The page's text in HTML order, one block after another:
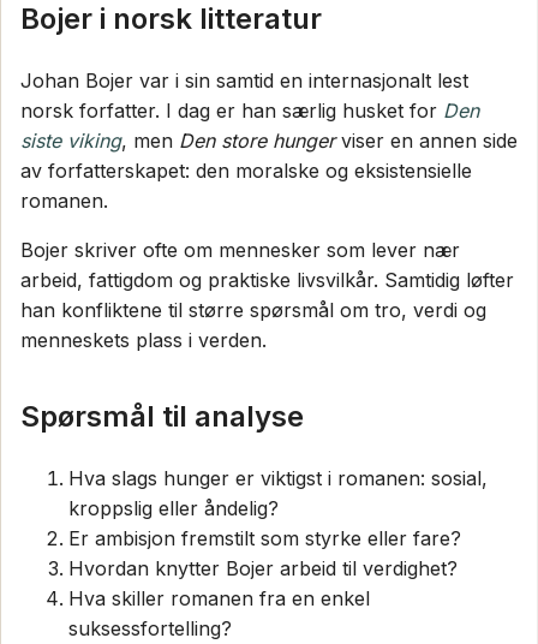
Bojer i norsk litteratur
Johan Bojer var i sin samtid en internasjonalt lest
norsk forfatter. I dag er han særlig husket for Den
siste viking, men Den store hungerviser en annen side
av forfatterskapet: den moralske og eksistensielle
romanen.
Bojer skriver ofte om mennesker som lever nær
arbeid, fattigdom og praktiske livsvilkår. Samtidig løfter
han konfliktene til større spørsmål om tro, verdi og
menneskets plass i verden.
Spørsmål til analyse
Hva slags hunger er viktigst i romanen: sosial,
kroppslig eller åndelig?
Er ambisjon fremstilt som styrke eller fare?
Hvordan knytter Bojer arbeid til verdighet?
Hva skiller romanen fra en enkel
suksessfortelling?